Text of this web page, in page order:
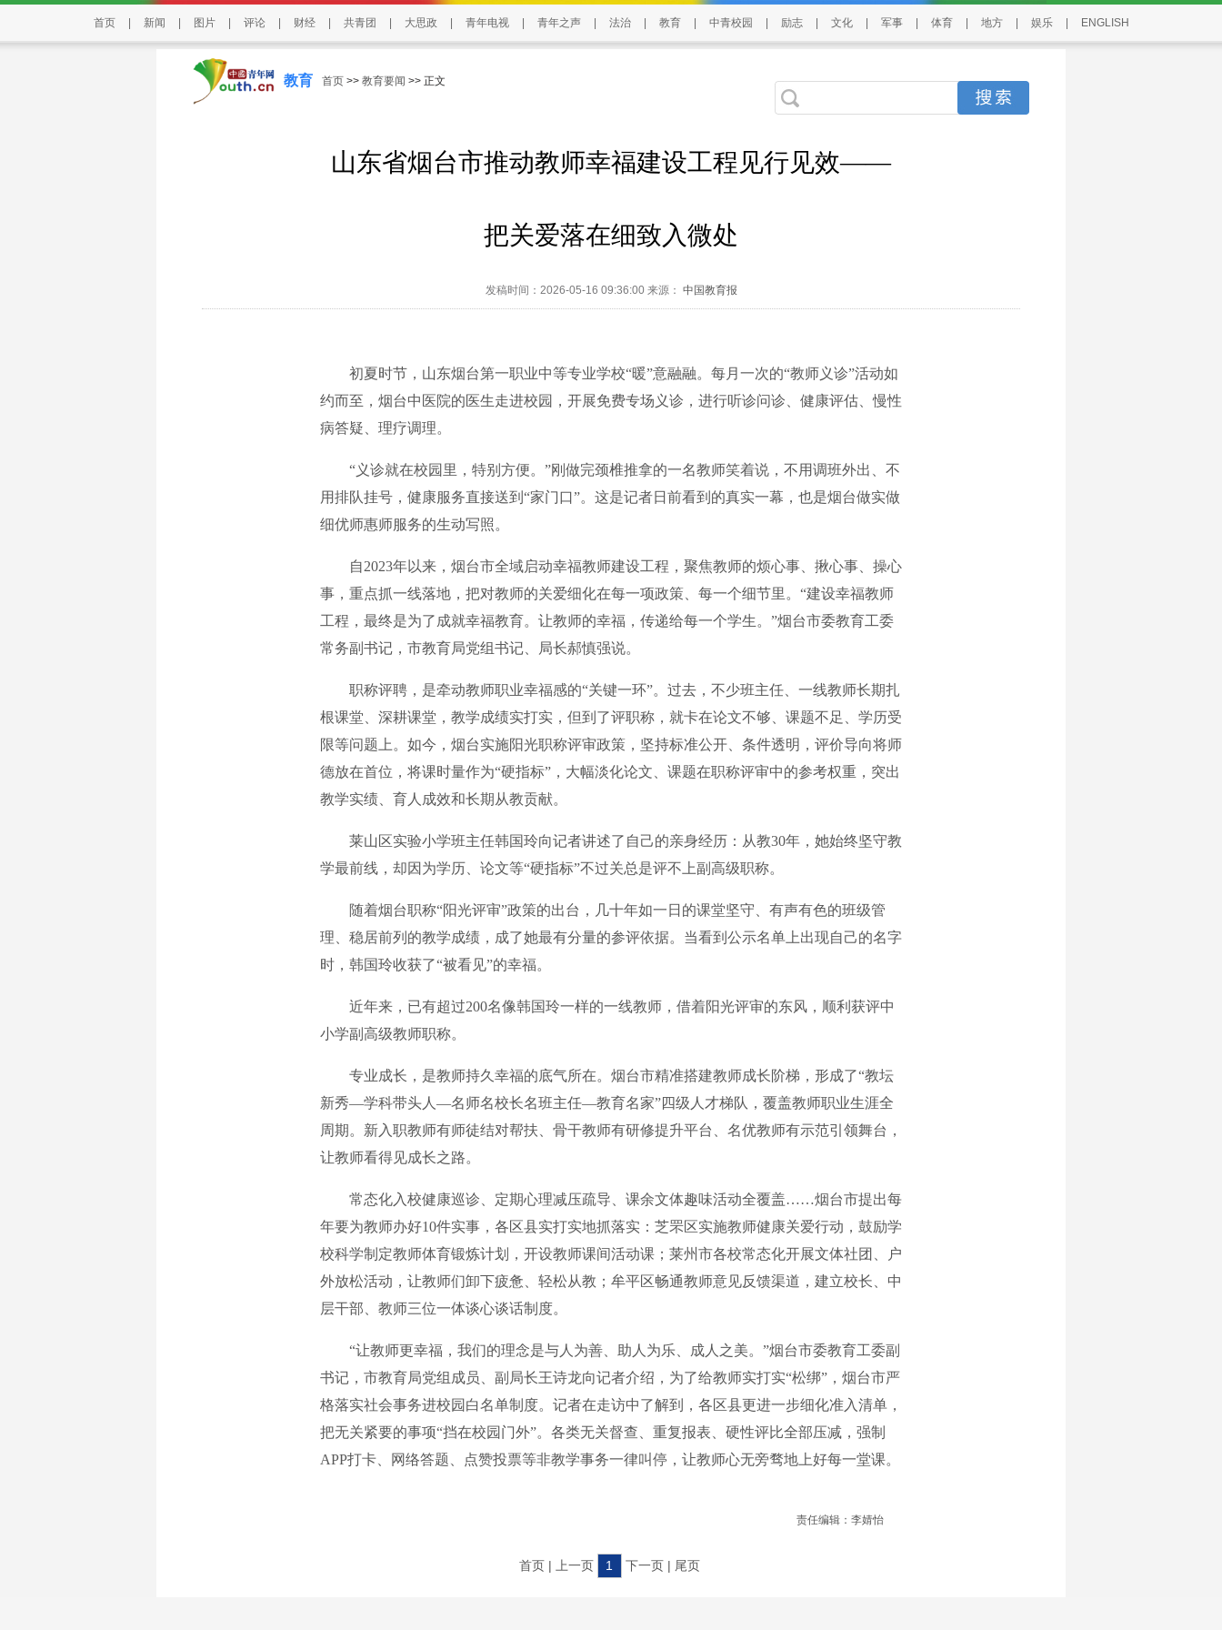
首页 新闻 图片 评论 财经 共青团 大思政 青年电视 青年之声 法治 教育 中青校园 励志 文化 军事 体育 地方 娱乐 ENGLISH
教育 首页 >> 教育要闻 >> 正文
山东省烟台市推动教师幸福建设工程见行见效——
把关爱落在细致入微处
发稿时间：2026-05-16 09:36:00 来源： 中国教育报
初夏时节，山东烟台第一职业中等专业学校“暖”意融融。每月一次的“教师义诊”活动如
约而至，烟台中医院的医生走进校园，开展免费专场义诊，进行听诊问诊、健康评估、慢性
病答疑、理疗调理。
“义诊就在校园里，特别方便。”刚做完颈椎推拿的一名教师笑着说，不用调班外出、不
用排队挂号，健康服务直接送到“家门口”。这是记者日前看到的真实一幕，也是烟台做实做
细优师惠师服务的生动写照。
自2023年以来，烟台市全域启动幸福教师建设工程，聚焦教师的烦心事、揪心事、操心
事，重点抓一线落地，把对教师的关爱细化在每一项政策、每一个细节里。“建设幸福教师
工程，最终是为了成就幸福教育。让教师的幸福，传递给每一个学生。”烟台市委教育工委
常务副书记，市教育局党组书记、局长郝慎强说。
职称评聘，是牵动教师职业幸福感的“关键一环”。过去，不少班主任、一线教师长期扎
根课堂、深耕课堂，教学成绩实打实，但到了评职称，就卡在论文不够、课题不足、学历受
限等问题上。如今，烟台实施阳光职称评审政策，坚持标准公开、条件透明，评价导向将师
德放在首位，将课时量作为“硬指标”，大幅淡化论文、课题在职称评审中的参考权重，突出
教学实绩、育人成效和长期从教贡献。
莱山区实验小学班主任韩国玲向记者讲述了自己的亲身经历：从教30年，她始终坚守教
学最前线，却因为学历、论文等“硬指标”不过关总是评不上副高级职称。
随着烟台职称“阳光评审”政策的出台，几十年如一日的课堂坚守、有声有色的班级管
理、稳居前列的教学成绩，成了她最有分量的参评依据。当看到公示名单上出现自己的名字
时，韩国玲收获了“被看见”的幸福。
近年来，已有超过200名像韩国玲一样的一线教师，借着阳光评审的东风，顺利获评中
小学副高级教师职称。
专业成长，是教师持久幸福的底气所在。烟台市精准搭建教师成长阶梯，形成了“教坛
新秀—学科带头人—名师名校长名班主任—教育名家”四级人才梯队，覆盖教师职业生涯全
周期。新入职教师有师徒结对帮扶、骨干教师有研修提升平台、名优教师有示范引领舞台，
让教师看得见成长之路。
常态化入校健康巡诊、定期心理减压疏导、课余文体趣味活动全覆盖……烟台市提出每
年要为教师办好10件实事，各区县实打实地抓落实：芝罘区实施教师健康关爱行动，鼓励学
校科学制定教师体育锻炼计划，开设教师课间活动课；莱州市各校常态化开展文体社团、户
外放松活动，让教师们卸下疲惫、轻松从教；牟平区畅通教师意见反馈渠道，建立校长、中
层干部、教师三位一体谈心谈话制度。
“让教师更幸福，我们的理念是与人为善、助人为乐、成人之美。”烟台市委教育工委副
书记，市教育局党组成员、副局长王诗龙向记者介绍，为了给教师实打实“松绑”，烟台市严
格落实社会事务进校园白名单制度。记者在走访中了解到，各区县更进一步细化准入清单，
把无关紧要的事项“挡在校园门外”。各类无关督查、重复报表、硬性评比全部压减，强制
APP打卡、网络答题、点赞投票等非教学事务一律叫停，让教师心无旁骛地上好每一堂课。
责任编辑：李婧怡
首页 | 上一页 1 下一页 | 尾页